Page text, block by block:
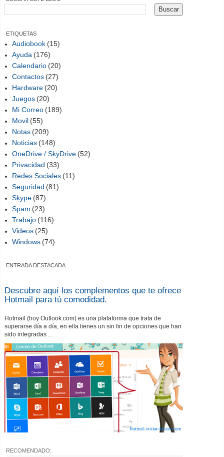
ETIQUETAS
Audiobook (15)
Ayuda (176)
Calendario (20)
Contactos (27)
Hardware (20)
Juegos (20)
Mi Correo (189)
Movil (55)
Notas (209)
Noticias (148)
OneDrive / SkyDrive (52)
Privacidad (33)
Redes Sociales (11)
Seguridad (81)
Skype (87)
Spam (23)
Trabajo (116)
Videos (25)
Windows (74)
ENTRADA DESTACADA
Descubre aquí los complementos que te ofrece
Hotmail para tú comodidad.
Hotmail (hoy Outlook.com) es una plataforma que trata de
superarse día a día, en ella tienes un sin fin de opciones que han
sido integradas ...
RECOMENDADO: